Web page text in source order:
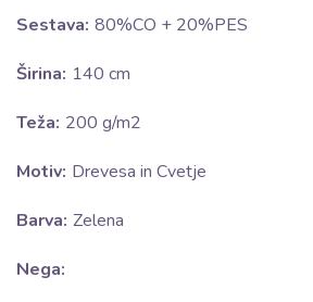
Sestava: 80%CO + 20%PES
Širina: 140 cm
Teža: 200 g/m2
Motiv: Drevesa in Cvetje
Barva: Zelena
Nega: